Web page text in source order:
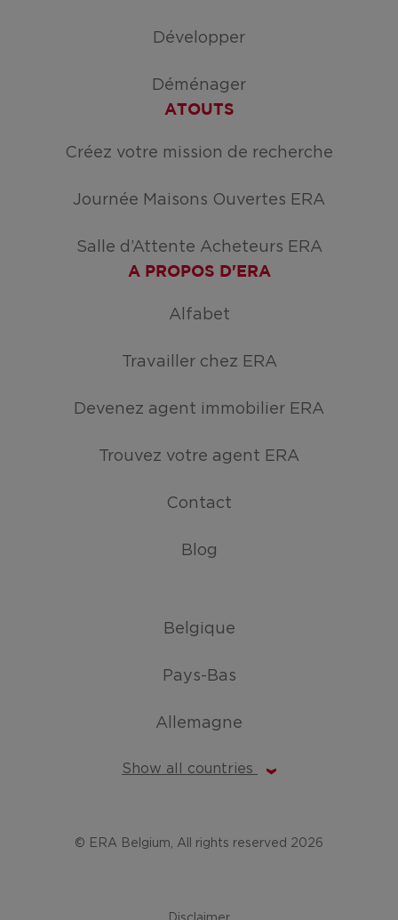
Développer
Déménager
ATOUTS
Créez votre mission de recherche
Journée Maisons Ouvertes ERA
Salle d’Attente Acheteurs ERA
A PROPOS D'ERA
Alfabet
Travailler chez ERA
Devenez agent immobilier ERA
Trouvez votre agent ERA
Contact
Blog
Belgique
Pays-Bas
Allemagne
Show all countries
© ERA Belgium, All rights reserved 2026